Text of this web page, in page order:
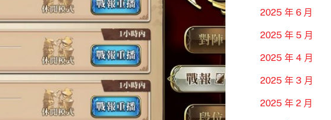
2025 年 6 月
2025 年 5 月
2025 年 4 月
2025 年 3 月
2025 年 2 月